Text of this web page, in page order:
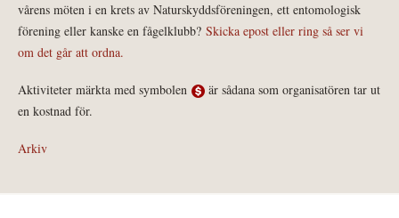
vårens möten i en krets av Naturskyddsföreningen, ett entomologisk
förening eller kanske en fågelklubb? Skicka epost eller ring så ser vi
om det går att ordna.
Aktiviteter märkta med symbolen
är sådana som organisatören tar ut
en kostnad för.
Arkiv